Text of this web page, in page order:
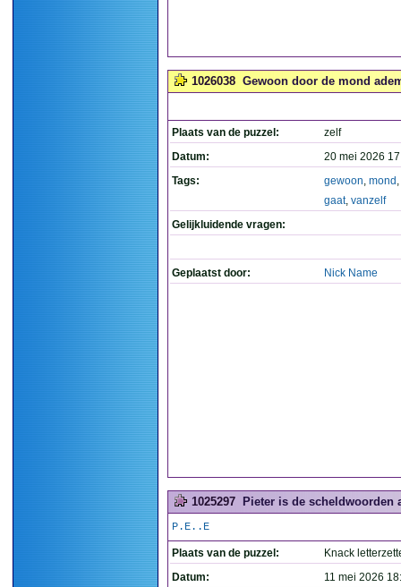
1026038 Gewoon door de mond
Plaats van de puzzel:
zelf
Datum:
20 mei 2026
Tags:
gewoon, mond ,
gaat, vanzelf
Gelijkluidende vragen:
Geplaatst door: Nick Name
1025297 Pieter is de scheldwoorden
P.E..E
Plaats van de puzzel:
Knack
Datum:
11 mei 2026